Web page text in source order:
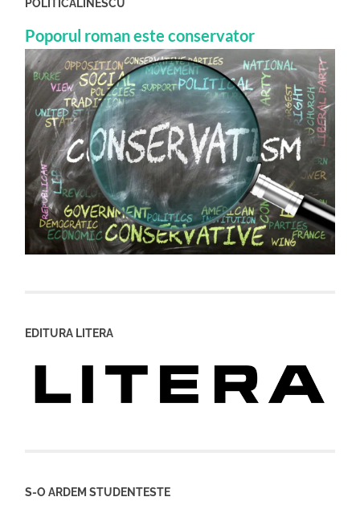
Poporul roman este conservator
EDITURA LITERA
S-O ARDEM STUDENTESTE